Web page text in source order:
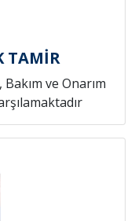
TAMİR
ve Onarım